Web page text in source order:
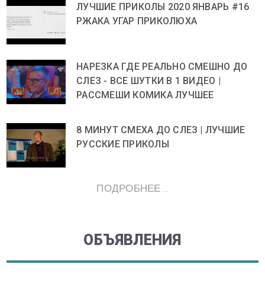
ЛУЧШИЕ ПРИКОЛЫ 2020 ЯНВАРЬ #16
РЖАКА УГАР ПРИКОЛЮХА
НАРЕЗКА ГДЕ РЕАЛЬНО СМЕШНО ДО
СЛЕЗ - ВСЕ ШУТКИ В 1 ВИДЕО |
РАССМЕШИ КОМИКА ЛУЧШЕЕ
8 МИНУТ СМЕХА ДО СЛЕЗ | ЛУЧШИЕ
РУССКИЕ ПРИКОЛЫ
ПОДРОБНЕЕ ...
ОБЪЯВЛЕНИЯ